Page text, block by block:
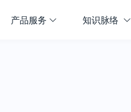
产品服务 知识脉络